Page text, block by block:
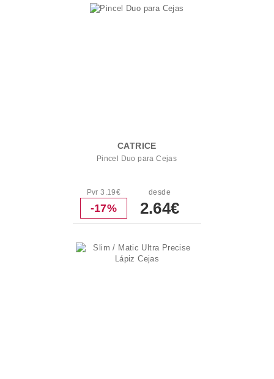
CATRICE
Pincel Duo para Cejas
Pvr 3.19€
-17%
desde
2.64€